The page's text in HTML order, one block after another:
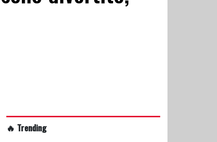
🔥 Trending